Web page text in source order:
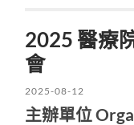
2025 醫療
會
2025-08-12
主辦單位